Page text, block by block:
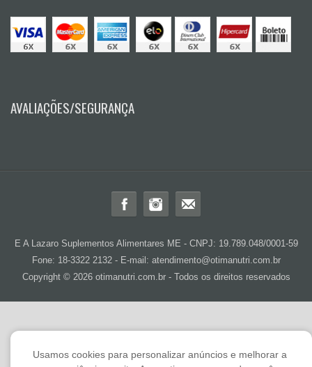
AVALIAÇÕES/SEGURANÇA
E A Lazaro Suplementos Alimentares ME - CNPJ: 19.789.048/0001-59
Fone: 18-3322 2132 - E-mail: atendimento@otimanutri.com.br
Copyright © 2026 otimanutri.com.br - Todos os direitos reservados
Usamos cookies para personalizar anúncios e melhorar a